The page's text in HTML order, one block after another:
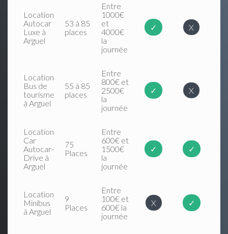
Location
Autocar
Luxe à
Arguel
53 à 85
places
Entre
1000€
et
4000€
la
journée
✓ X
Location
Bus de
tourisme
à Arguel
55 à 85
places
Entre
800€ et
2500€
la
journée
✓ X
Location
Car
Autocar-
Drive à
Arguel
75
Places
Entre
600€ et
1500€
la
journée
✓ ✓
Location
Minibus
à Arguel
9
Places
Entre
100€ et
600€ la
journée
X ✓